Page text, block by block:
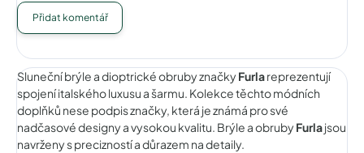
Přidat komentář
Sluneční brýle a dioptrické obruby značkyFurlareprezentují
spojení italského luxusu a šarmu. Kolekce těchto módních
doplňků nese podpis značky, která je známá pro své
nadčasové designy a vysokou kvalitu. Brýle a obrubyFurlajsou
navrženy s precizností a důrazem na detaily.